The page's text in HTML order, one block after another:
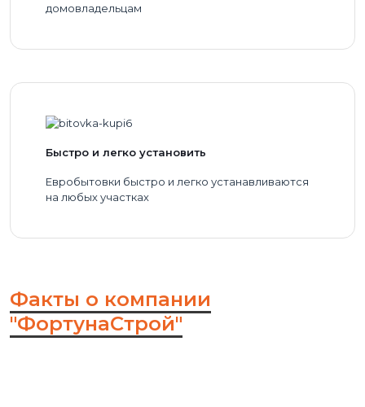
домовладельцам
Быстро и легко установить
Евробытовки быстро и легко устанавливаются
на любых участках
Факты о компании
"ФортунаСтрой"